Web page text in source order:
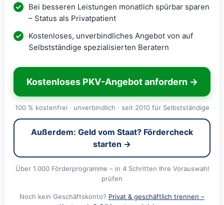
Bei besseren Leistungen monatlich spürbar sparen
– Status als Privatpatient
Kostenloses, unverbindliches Angebot von auf
Selbstständige spezialisierten Beratern
Kostenloses PKV-Angebot anfordern →
100 % kostenfrei · unverbindlich · seit 2010 für Selbstständige
Außerdem: Geld vom Staat? Fördercheck
starten →
Über 1.000 Förderprogramme – in 4 Schritten Ihre Vorauswahl
prüfen
Noch kein Geschäftskonto? Privat & geschäftlich trennen –